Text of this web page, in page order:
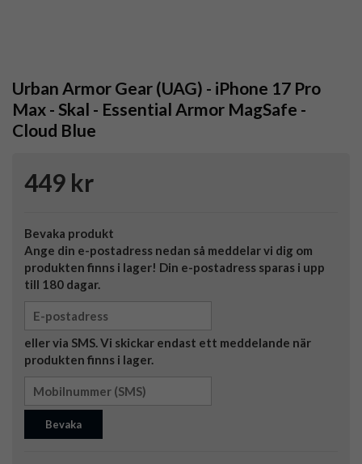
Urban Armor Gear (UAG) - iPhone 17 Pro
Max - Skal - Essential Armor MagSafe -
Cloud Blue
449 kr
Bevaka produkt
Ange din e-postadress nedan så meddelar vi dig om
produkten finns i lager! Din e-postadress sparas i upp
till 180 dagar.
eller via SMS. Vi skickar endast ett meddelande när
produkten finns i lager.
Bevaka